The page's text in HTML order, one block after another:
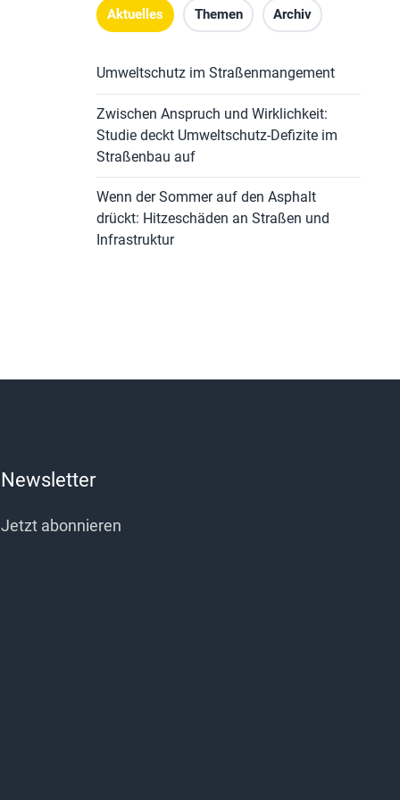
Aktuelles Themen Archiv
Umweltschutz im Straßenmangement
Zwischen Anspruch und Wirklichkeit:
Studie deckt Umweltschutz-Defizite im
Straßenbau auf
Wenn der Sommer auf den Asphalt
drückt: Hitzeschäden an Straßen und
Infrastruktur
Newsletter
Jetzt abonnieren